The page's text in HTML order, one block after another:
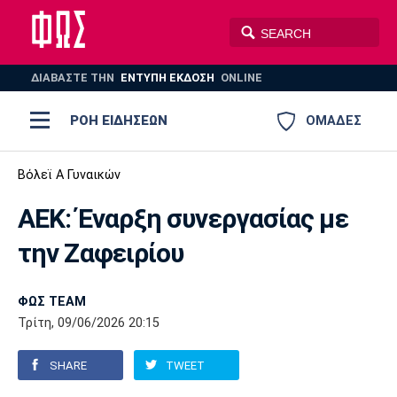
ΔΙΑΒΑΣΤΕ THN ΕΝΤΥΠΗ ΕΚΔΟΣΗ ONLINE
ΟΜΑΔΕΣ
ΡΟΗ ΕΙΔΗΣΕΩΝ
ΠΟΔΟΣΦΑΙΡΟ
ΠΟΛΟ
AUTO-MOTO
Ποδόσφαιρο
Super League 1
Super League 2
Γ Εθνική
Ελλάδα
Μπάσκετ
Ελλάδα
Εθνική
EuroLeague
Ολυμπιακοί Αγώνες
Βόλεϊ
Πόλο
Ολυμπιακός
Παναθηναϊκός Ατρόμητος
Βόλεϊ Α Γυναικών
ΑΕΚ: Έναρξη συνεργασίας με
την Ζαφειρίου
ΦΩΣ TEAM
Τρίτη, 09/06/2026 20:15
SHARE TWEET